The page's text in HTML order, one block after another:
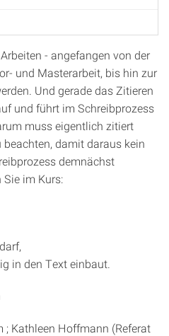
- angefangen von der
und Masterarbeit, bis hin zur
Und gerade das Zitieren
und führt im Schreibprozess
muss eigentlich zitiert
damit daraus kein
demnächst
im Kurs:
in den Text einbaut.
; Kathleen Hoffmann (Referat